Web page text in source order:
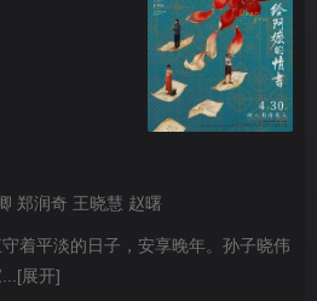
郑润奇 王晓慧 赵曙
着平淡的日子，安享晚年。孙子晓伟
[展开]